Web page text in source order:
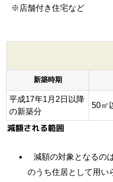
※店舗付き住宅など
新築時期
平成17年1月2日以降
の新築分
50㎡
減額される範囲
減額の対象となるの
のうち住居として用い